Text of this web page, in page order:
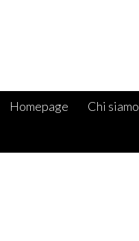
Homepage Chi siamo